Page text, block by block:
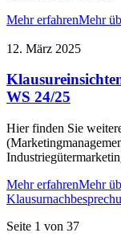
Mehr erfahrenMehr
12. März 2025
WS 24/25
Hier finden Sie
Mehr erfahrenMehr
Seite 1 von 37